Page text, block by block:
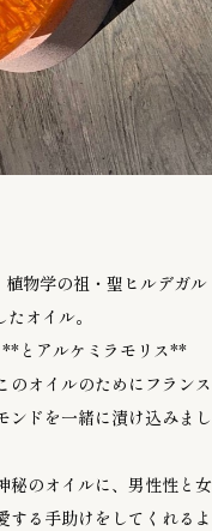
物学の祖・聖ヒルデガル
オイル。
とアルケミラモリス**
のオイルのためにフランス
ンドを一緒に漬け込みまし
秘のオイルに、男性性と女
する手助けをしてくれるよ